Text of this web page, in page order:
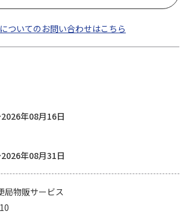
ついてのお問い合わせはこちら
年08月16日
年08月31日
局物販サービス